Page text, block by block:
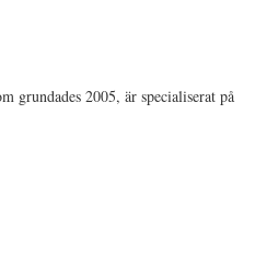
grundades 2005, är specialiserat på